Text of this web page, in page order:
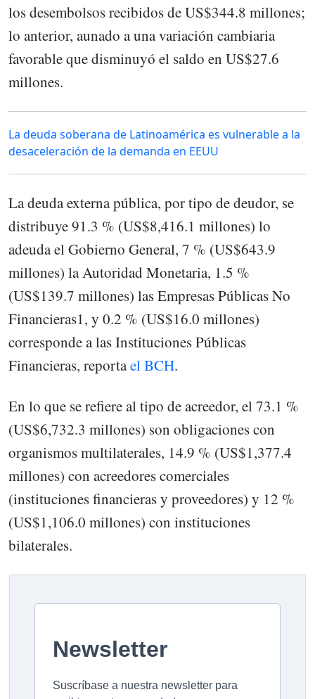
los desembolsos recibidos de US$344.8 millones;
lo anterior, aunado a una variación cambiaria
favorable que disminuyó el saldo en US$27.6
millones.
La deuda soberana de Latinoamérica es vulnerable a la
desaceleración de la demanda en EEUU
La deuda externa pública, por tipo de deudor, se
distribuye 91.3 % (US$8,416.1 millones) lo
adeuda el Gobierno General, 7 % (US$643.9
millones) la Autoridad Monetaria, 1.5 %
(US$139.7 millones) las Empresas Públicas No
Financieras1, y 0.2 % (US$16.0 millones)
corresponde a las Instituciones Públicas
Financieras, reportael BCH.
En lo que se refiere al tipo de acreedor, el 73.1 %
(US$6,732.3 millones) son obligaciones con
organismos multilaterales, 14.9 % (US$1,377.4
millones) con acreedores comerciales
(instituciones financieras y proveedores) y 12 %
(US$1,106.0 millones) con instituciones
bilaterales.